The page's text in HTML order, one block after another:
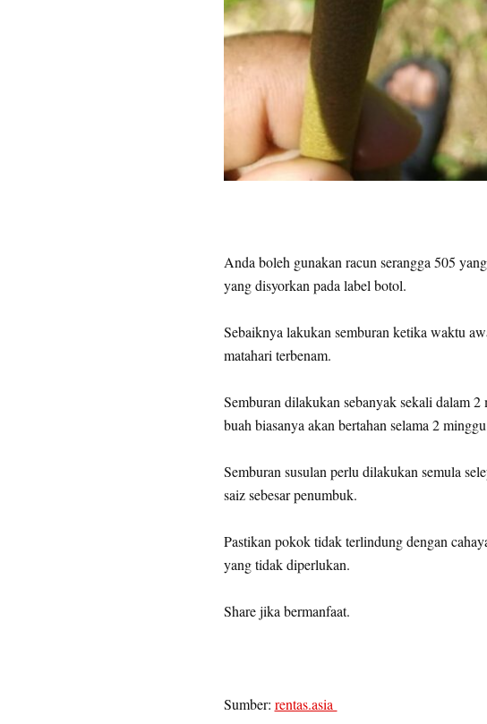
Anda boleh gunakan racun serangga 505
yang disyorkan pada label botol.
Sebaiknya lakukan semburan ketika waktu
matahari terbenam.
Semburan dilakukan sebanyak sekali dalam
buah biasanya akan bertahan selama 2
Semburan susulan perlu dilakukan semula
saiz sebesar penumbuk.
Pastikan pokok tidak terlindung dengan
yang tidak diperlukan.
Share jika bermanfaat.
Sumber: rentas.asia